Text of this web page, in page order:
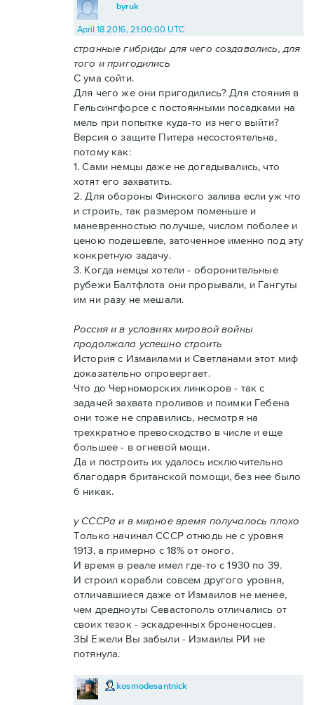
byruk
April 18 2016, 21:00:00 UTC
странные гибриды для чего создавались, для
того и пригодились
С ума сойти.
Для чего же они пригодились? Для стояния в
Гельсингфорсе с постоянными посадками на
мель при попытке куда-то из него выйти?
Версия о защите Питера несостоятельна,
потому как:
1. Сами немцы даже не догадывались, что
хотят его захватить.
2. Для обороны Финского залива если уж что
и строить, так размером поменьше и
маневренностью получше, числом поболее и
ценою подешевле, заточенное именно под эту
конкретную задачу.
3. Когда немцы хотели - оборонительные
рубежи Балтфлота они прорывали, и Гангуты
им ни разу не мешали.
Россия и в условиях мировой войны
продолжала успешно строить
История с Измаилами и Светланами этот миф
доказательно опровергает.
Что до Черноморских линкоров - так с
задачей захвата проливов и поимки Гебена
они тоже не справились, несмотря на
трехкратное превосходство в числе и еще
большее - в огневой мощи.
Да и построить их удалось исключительно
благодаря британской помощи, без нее было
б никак.
у СССРа и в мирное время получалось плохо
Только начинал СССР отнюдь не с уровня
1913, а примерно с 18% от оного.
И время в реале имел где-то с 1930 по 39.
И строил корабли совсем другого уровня,
отличавшиеся даже от Измаилов не менее,
чем дредноуты Севастополь отличались от
своих тезок - эскадренных броненосцев.
ЗЫ Ежели Вы забыли - Измаилы РИ не
потянула.
kosmodesantnick